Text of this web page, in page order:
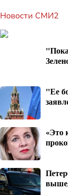
Новости СМИ2
"Ее
«Это